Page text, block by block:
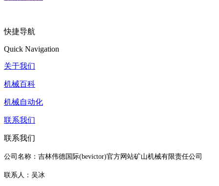
快捷导航
Quick Navigation
关于我们
机械百科
机械自动化
联系我们
联系我们
公司名称：吉林伟德国际(bevictor)官方网站矿山机械有限责任公司
联系人：吴冰